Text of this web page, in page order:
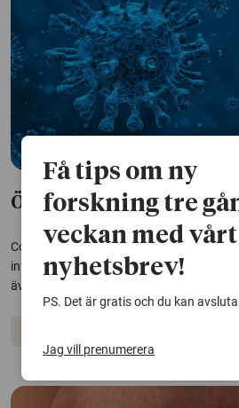
Ökad risk för körtelfeber
Covid-19 kan försvaga immunförsvaret
infektioner, till exempel körtelfeber. Fler
även komma på sikt, enligt forskare
Få tips om ny
forskning tre
veckan med vårt
nyhetsbrev!
PS. Det är gratis och du kan
Jag vill prenumerera